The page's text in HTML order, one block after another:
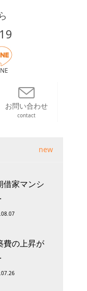
お問い合わせ
contact
new
借家マンシ
費の上昇が